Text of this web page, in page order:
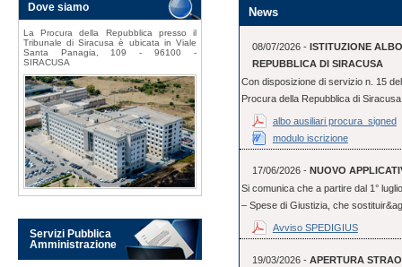
News
08/07/2026 - ISTITUZIONE
REPUBBLICA DI SIRACUSA
Con disposizione di servizio n. 15
Procura della Repubblica di
albo ausiliari procura_signed
modulo iscrizione
17/06/2026 - NUOVO
Si comunica che a partire dal 1°
– Spese di Giustizia, che
Avviso SPEDIGIUS
19/03/2026 - APERTURA
Dove siamo
La Procura della Repubblica presso il
Tribunale di Siracusa è ubicata in Viale
Santa Panagia, 109 - 96100 -
SIRACUSA
Servizi Pubblica
Amministrazione